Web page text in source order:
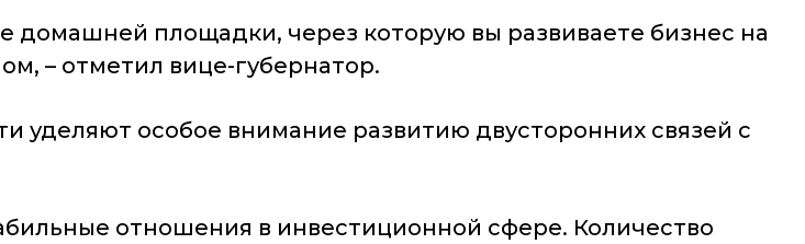
домашней площадки, через которую вы развиваете бизнес на
– отметил вице-губернатор.
уделяют особое внимание развитию двусторонних связей с
отношения в инвестиционной сфере. Количество